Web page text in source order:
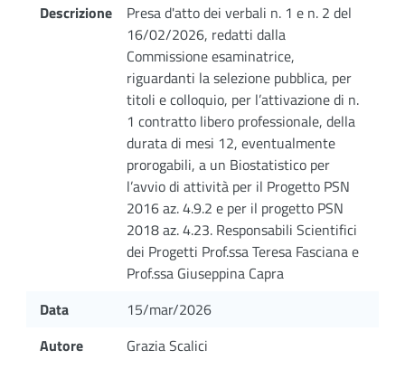
Descrizione
Presa d'atto dei verbali n. 1 e n. 2 del
16/02/2026, redatti dalla
Commissione esaminatrice,
riguardanti la selezione pubblica, per
titoli e colloquio, per l’attivazione di n.
1 contratto libero professionale, della
durata di mesi 12, eventualmente
prorogabili, a un Biostatistico per
l’avvio di attività per il Progetto PSN
2016 az. 4.9.2 e per il progetto PSN
2018 az. 4.23. Responsabili Scientifici
dei Progetti Prof.ssa Teresa Fasciana e
Prof.ssa Giuseppina Capra
Data
15/mar/2026
Autore
Grazia Scalici